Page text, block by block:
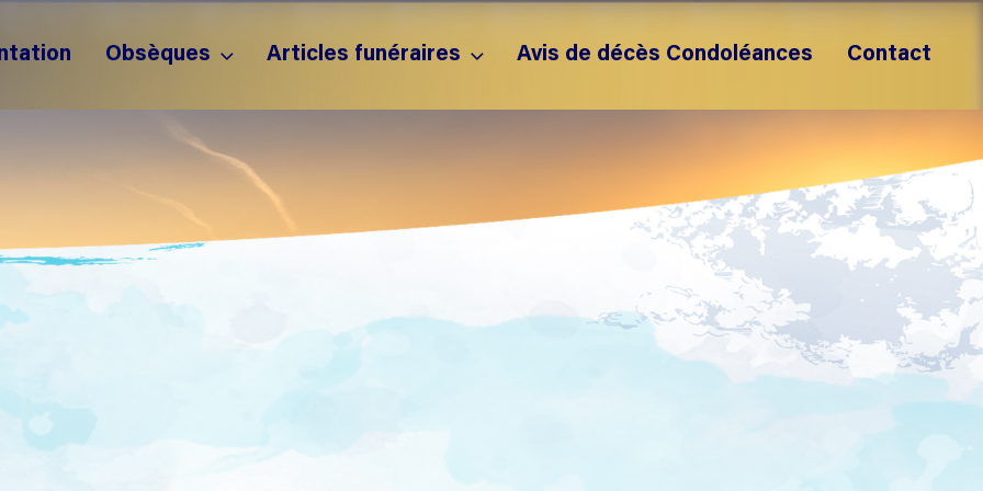
Obsèques Articles funéraires Avis de décès Condoléances Contact